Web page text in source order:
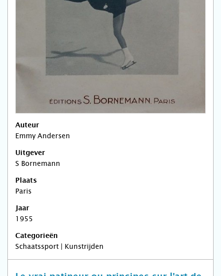
Auteur
Emmy Andersen
Uitgever
S Bornemann
Plaats
Paris
Jaar
1955
Categorieën
Schaatssport | Kunstrijden